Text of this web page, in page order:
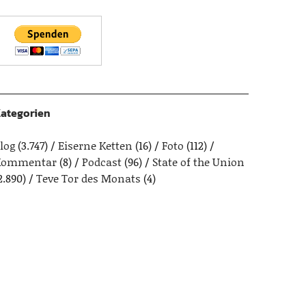
(3.747) Eiserne Ketten (16) Foto (112)
(8) Podcast(96)
State of the Union
Teve Tor des Monats (4)